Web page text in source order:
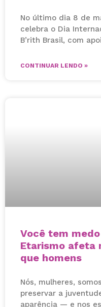
No último dia 8 de
celebra o Dia
B’rith Brasil, com
CONTINUAR LENDO »
Você tem
Etarismo afeta
que homens
Nós, mulheres,
preservar a
aparência — e nos